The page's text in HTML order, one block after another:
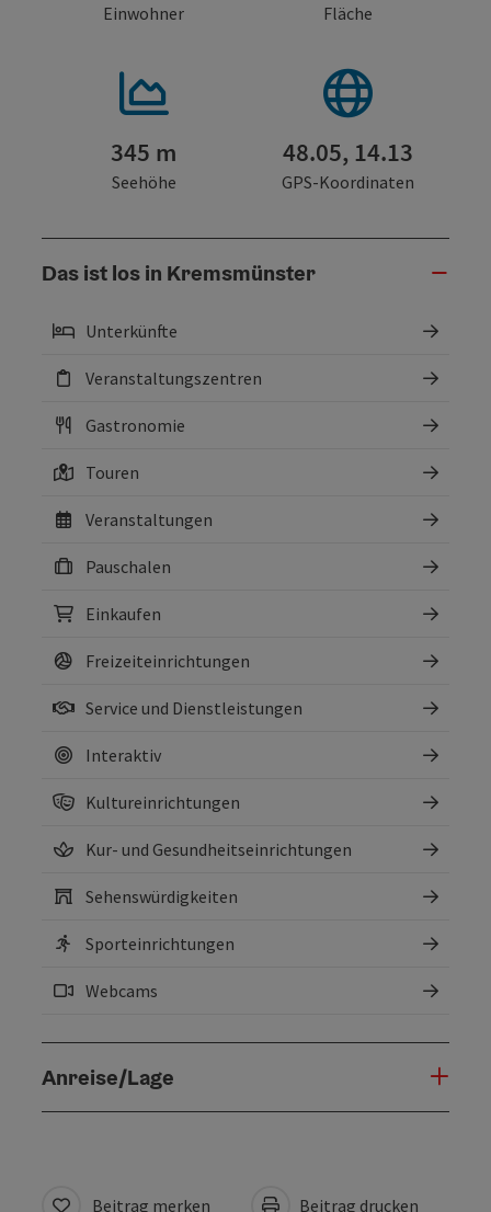
Einwohner Fläche
345 m
Seehöhe
48.05, 14.13
GPS-Koordinaten
Das ist los in Kremsmünster
Unterkünfte
Veranstaltungszentren
Gastronomie
Touren
Veranstaltungen
Pauschalen
Einkaufen
Freizeiteinrichtungen
Service und Dienstleistungen
Interaktiv
Kultureinrichtungen
Kur- und Gesundheitseinrichtungen
Sehenswürdigkeiten
Sporteinrichtungen
Webcams
Anreise/Lage
Beitrag merken Beitrag drucken